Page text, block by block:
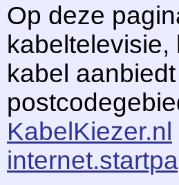
Op deze
kabeltelevisie,
kabel
KabelKiezer.nl